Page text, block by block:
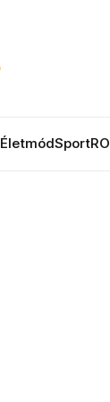
ÉletmódSportRO